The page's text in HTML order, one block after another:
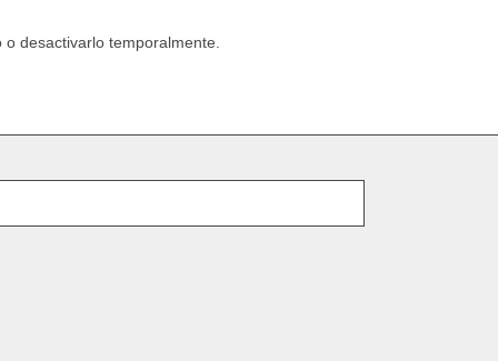
desactivarlo temporalmente.